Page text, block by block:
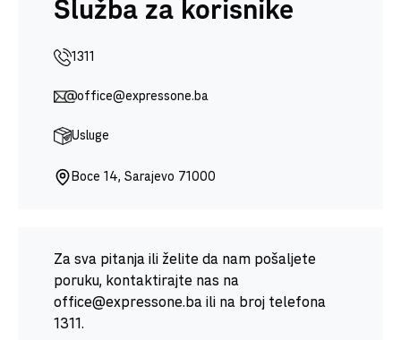
Služba za korisnike
1311
office@expressone.ba
Usluge
Boce 14, Sarajevo 71000
Za sva pitanja ili želite da nam pošaljete
poruku, kontaktirajte nas na
office@expressone.ba ili na broj telefona
1311.